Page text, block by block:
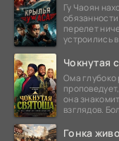
Гу Чаоян
перелет
устроились
Чокнутая
Ома глубоко
она
взглядов.
Гонка